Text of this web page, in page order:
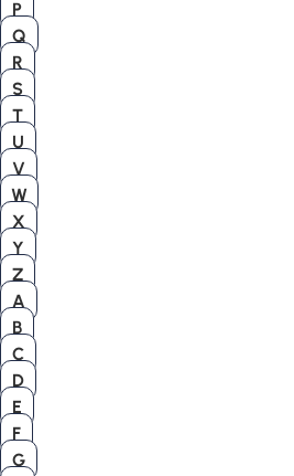
P
Q
R
S
T
U
V
W
X
Y
Z
A
B
C
D
E
F
G